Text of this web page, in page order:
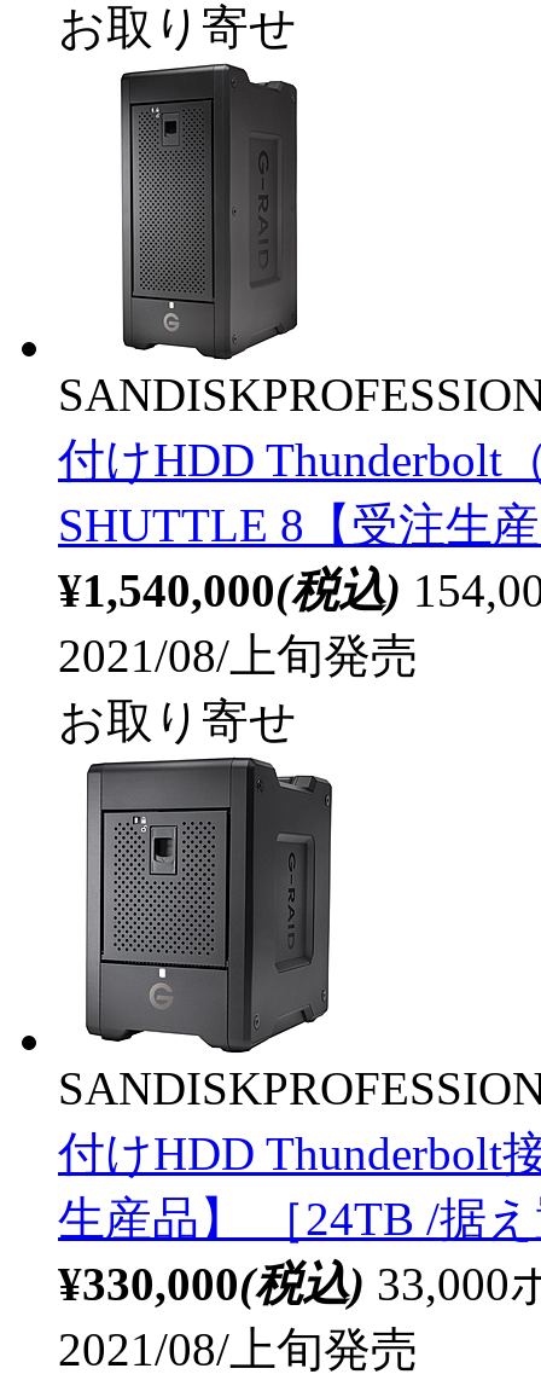
お取り寄せ
付けHDD Thunderbolt
SHUTTLE 8【受注生
¥1,540,000(税込)
2021/08/上旬発売
お取り寄せ
付けHDD Thunderbolt
生産品】 ［24TB /据
¥330,000(税込) 33,000
2021/08/上旬発売